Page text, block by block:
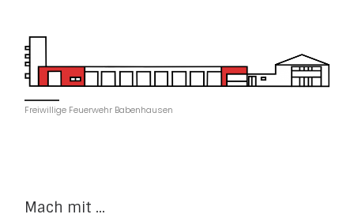
Freiwillige Feuerwehr Babenhausen
Mach mit ...